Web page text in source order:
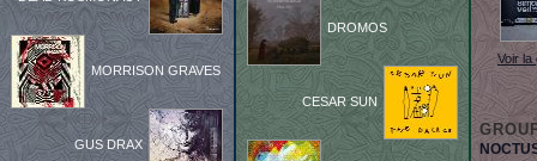
MORRISON GRAVES
GUS DRAX
DROMOS
CESAR SUN
Voir la